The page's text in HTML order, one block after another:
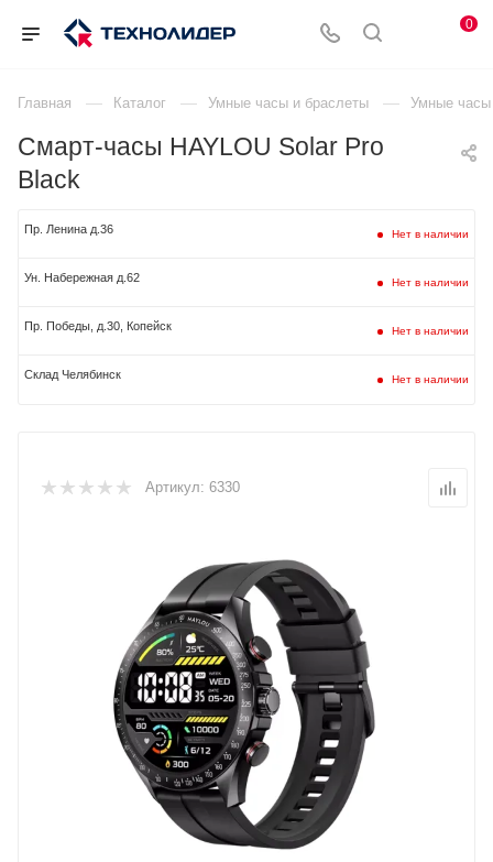
0
Главная — Каталог — Умные часы и браслеты — Умные часы
Смарт-часы HAYLOU Solar Pro
Black
Пр. Ленина д.36 Нет в наличии
Ун. Набережная д.62 Нет в наличии
Пр. Победы, д.30, Копейск Нет в наличии
Склад Челябинск Нет в наличии
Артикул: 6330